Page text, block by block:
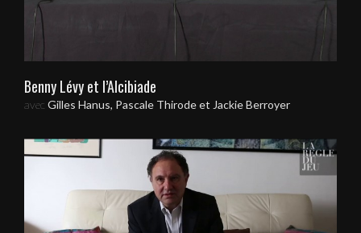
Benny Lévy et l’Alcibiade
avec Gilles Hanus, Pascale Thirode et Jackie Berroyer